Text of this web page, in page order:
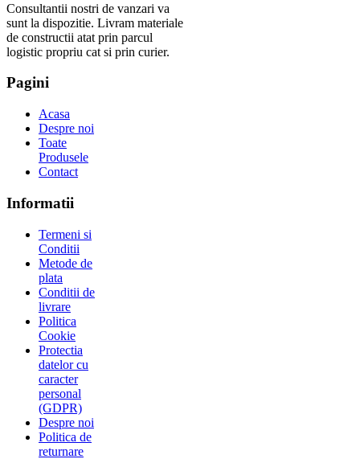
Consultantii nostri de vanzari va
sunt la dispozitie. Livram materiale
de constructii atat prin parcul
logistic propriu cat si prin curier.
Pagini
Acasa
Despre noi
Toate
Produsele
Contact
Informatii
Termeni si
Conditii
Metode de
plata
Conditii de
livrare
Politica
Cookie
Protectia
datelor cu
caracter
personal
(GDPR)
Despre noi
Politica de
returnare